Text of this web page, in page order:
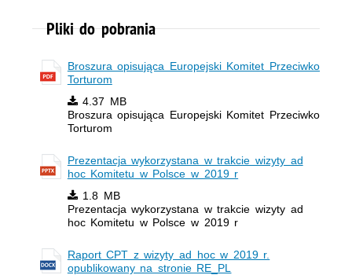
Pliki do pobrania
Broszura opisująca Europejski Komitet Przeciwko
Torturom
4.37 MB
Broszura opisująca Europejski Komitet Przeciwko
Torturom
Prezentacja wykorzystana w trakcie wizyty ad
hoc Komitetu w Polsce w 2019 r
1.8 MB
Prezentacja wykorzystana w trakcie wizyty ad
hoc Komitetu w Polsce w 2019 r
Raport CPT z wizyty ad hoc w 2019 r.
opublikowany na stronie RE_PL